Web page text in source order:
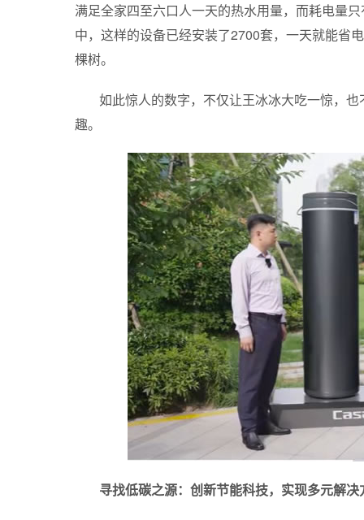
满足全家四至六口人一天的热水用量，而耗电量
中，这样的设备已经安装了2700套，一天就能省
棵树。
如此惊人的数字，不仅让王冰冰大吃一惊，
趣。
寻找低碳之源：创新节能科技，实现多元解决